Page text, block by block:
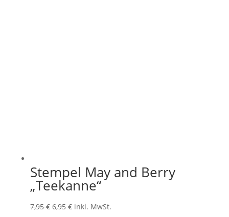
Stempel May and Berry
„Teekanne“
7,95€ Ursprünglicher
6,95 €Aktueller
inkl. MwSt.